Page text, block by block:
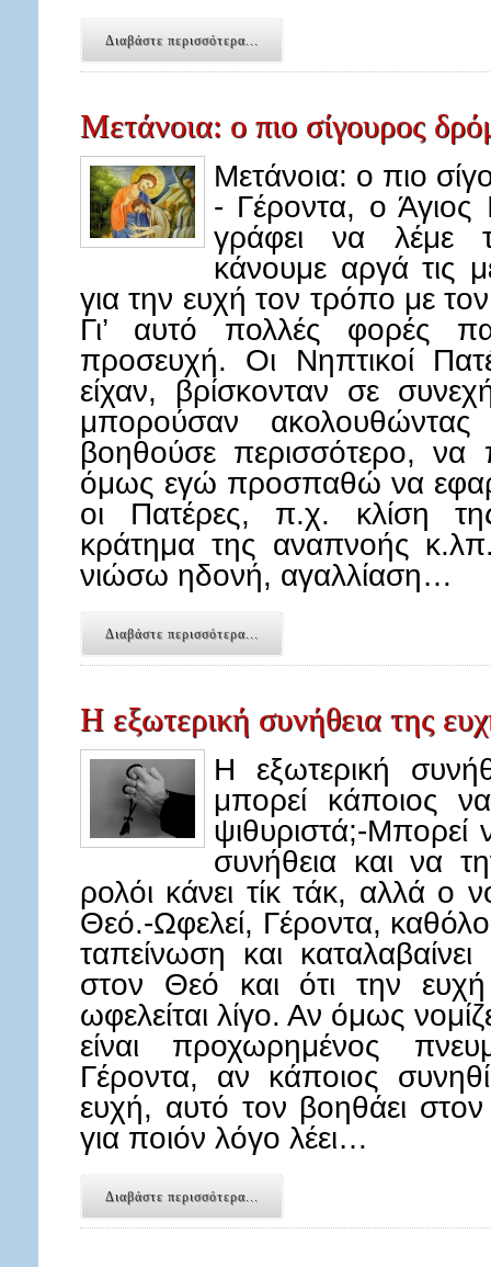
Διαβάστε περισσότερα...
Μετάνοια: ο πιο σίγουρος
Μετάνοια: ο πιο
- Γέροντα, ο Άγιος
γράφει να λέμε
κάνουμε αργά τις
για την ευχή τον τρόπο με
Γι’ αυτό πολλές φορές
προσευχή. Οι Νηπτικοί
είχαν, βρίσκονταν σε
μπορούσαν
βοηθούσε περισσότερο,
όμως εγώ προσπαθώ να
οι Πατέρες, π.χ. κλίση
κράτημα της αναπνοής
νιώσω ηδονή, αγαλλίαση…
Διαβάστε περισσότερα...
Η εξωτερική συνήθεια της
Η εξωτερική
μπορεί κάποιος
ψιθυριστά;-Μπορεί
συνήθεια και να
ρολόι κάνει τίκ τάκ, αλλά ο
Θεό.-Ωφελεί, Γέροντα,
ταπείνωση και
στον Θεό και ότι την ευχή
ωφελείται λίγο. Αν όμως
είναι προχωρημένος
Γέροντα, αν κάποιος
ευχή, αυτό τον βοηθάει
για ποιόν λόγο λέει…
Διαβάστε περισσότερα...